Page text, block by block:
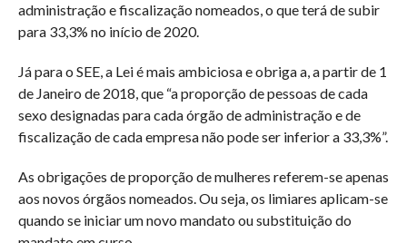
administração e fiscalização nomeados, o que terá de subir
para 33,3% no início de 2020.
Já para o SEE, a Lei é mais ambiciosa e obriga a, a partir de 1
de Janeiro de 2018, que “a proporção de pessoas de cada
sexo designadas para cada órgão de administração e de
fiscalização de cada empresa não pode ser inferior a 33,3%”.
As obrigações de proporção de mulheres referem-se apenas
aos novos órgãos nomeados. Ou seja, os limiares aplicam-se
quando se iniciar um novo mandato ou substituição do